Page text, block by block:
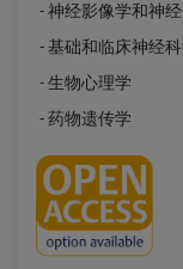
- 神经影像学和神
- 基础和临床神经
- 生物心理学
- 药物遗传学